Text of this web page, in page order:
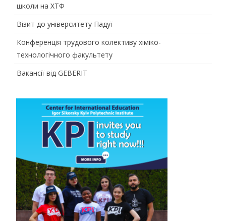
школи на ХТФ
Візит до університету Падуї
Конференція трудового колективу хіміко-
технологічного факультету
Вакансії від GEBERIT